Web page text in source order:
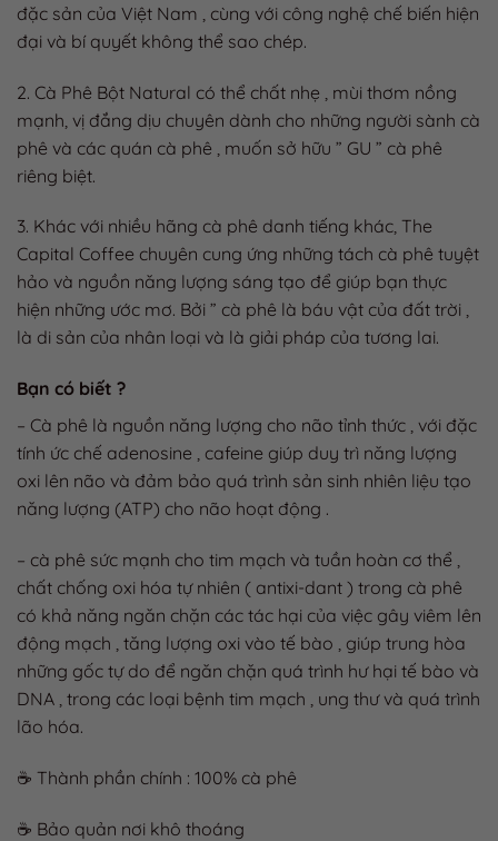
đặc sản của Việt Nam , cùng với công nghệ chế biến hiện
đại và bí quyết không thể sao chép.
2. Cà Phê Bột Natural có thể chất nhẹ , mùi thơm nồng
mạnh, vị đắng dịu chuyên dành cho những người sành cà
phê và các quán cà phê , muốn sở hữu ” GU ” cà phê
riêng biệt.
3. Khác với nhiều hãng cà phê danh tiếng khác, The
Capital Coffee chuyên cung ứng những tách cà phê tuyệt
hảo và nguồn năng lượng sáng tạo để giúp bạn thực
hiện những ước mơ. Bởi ” cà phê là báu vật của đất trời ,
là di sản của nhân loại và là giải pháp của tương lai.
Bạn có biết ?
– Cà phê là nguồn năng lượng cho não tỉnh thức , với đặc
tính ức chế adenosine , cafeine giúp duy trì năng lượng
oxi lên não và đảm bảo quá trình sản sinh nhiên liệu tạo
năng lượng (ATP) cho não hoạt động .
– cà phê sức mạnh cho tim mạch và tuần hoàn cơ thể ,
chất chống oxi hóa tự nhiên ( antixi-dant ) trong cà phê
có khả năng ngăn chặn các tác hại của việc gây viêm lên
động mạch , tăng lượng oxi vào tế bào , giúp trung hòa
những gốc tự do để ngăn chặn quá trình hư hại tế bào và
DNA , trong các loại bệnh tim mạch , ung thư và quá trình
lão hóa.
☕ Thành phần chính : 100% cà phê
☕ Bảo quản nơi khô thoáng